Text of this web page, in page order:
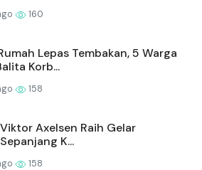
160
Lepas Tembakan, 5 Warga
Korb...
158
Axelsen Raih Gelar
K...
158